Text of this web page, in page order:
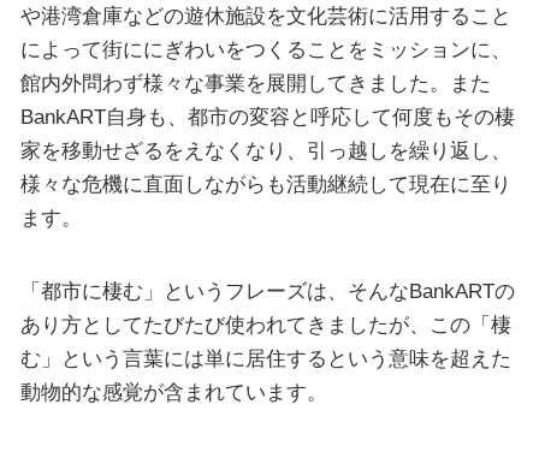
や港湾倉庫などの遊休施設を文化芸術に活用すること
によって街ににぎわいをつくることをミッションに、
館内外問わず様々な事業を展開してきました。また
BankART自身も、都市の変容と呼応して何度もその棲
家を移動せざるをえなくなり、引っ越しを繰り返し、
様々な危機に直面しながらも活動継続して現在に至り
ます。
「都市に棲む」というフレーズは、そんなBankARTの
あり方としてたびたび使われてきましたが、この「棲
む」という言葉には単に居住するという意味を超えた
動物的な感覚が含まれています。